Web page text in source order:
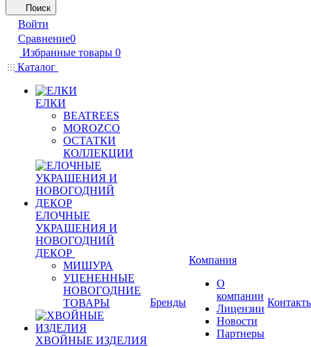
Поиск
Войти
Сравнение0
Избранные товары 0
Каталог
ЕЛКИ
BEATREES
MOROZCO
ОСТАТКИ
КОЛЛЕКЦИИ
ЕЛОЧНЫЕ
УКРАШЕНИЯ И
НОВОГОДНИЙ
ДЕКОР
МИШУРА
УЦЕНЕННЫЕ
НОВОГОДНИЕ
ТОВАРЫ
ХВОЙНЫЕ ИЗДЕЛИЯ
Бренды
Компания
О
компании
Лицензии
Новости
Партнеры